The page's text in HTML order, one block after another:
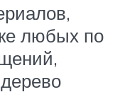
любых по